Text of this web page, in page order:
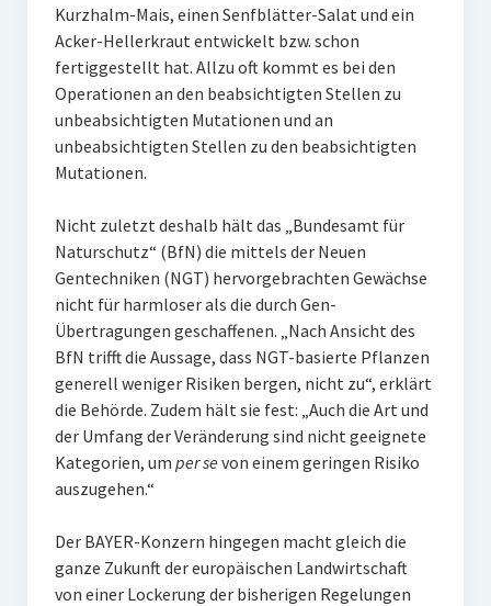
Kurzhalm-Mais, einen Senfblätter-Salat und ein
Acker-Hellerkraut entwickelt bzw. schon
fertiggestellt hat. Allzu oft kommt es bei den
Operationen an den beabsichtigten Stellen zu
unbeabsichtigten Mutationen und an
unbeabsichtigten Stellen zu den beabsichtigten
Mutationen.
Nicht zuletzt deshalb hält das „Bundesamt für
Naturschutz“ (BfN) die mittels der Neuen
Gentechniken (NGT) hervorgebrachten Gewächse
nicht für harmloser als die durch Gen-
Übertragungen geschaffenen. „Nach Ansicht des
BfN trifft die Aussage, dass NGT-basierte Pflanzen
generell weniger Risiken bergen, nicht zu“, erklärt
die Behörde. Zudem hält sie fest: „Auch die Art und
der Umfang der Veränderung sind nicht geeignete
Kategorien, um per se von einem geringen Risiko
auszugehen.“
Der BAYER-Konzern hingegen macht gleich die
ganze Zukunft der europäischen Landwirtschaft
von einer Lockerung der bisherigen Regelungen